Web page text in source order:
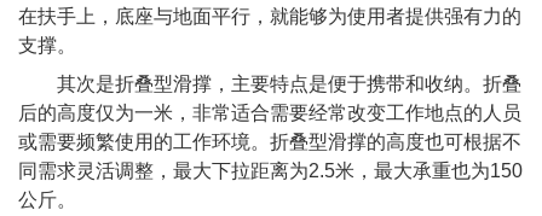
在扶手上，底座与地面平行，就能够为使用者提供强有力的
支撑。
其次是折叠型滑撑，主要特点是便于携带和收纳。折叠
后的高度仅为一米，非常适合需要经常改变工作地点的人员
或需要频繁使用的工作环境。折叠型滑撑的高度也可根据不
同需求灵活调整，最大下拉距离为2.5米，最大承重也为150
公斤。